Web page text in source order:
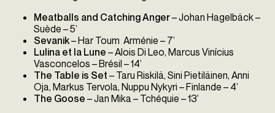
Meatballs and Catching Anger– Johan Hagelbäck –
Suède – 5’
Sevanik– Har Toum Arménie – 7’
Lulina et la Lune – Alois Di Leo, Marcus Vinícius
Vasconcelos – Brésil – 14’
The Table is Set – Taru Riskilä, Sini Pietiläinen, Anni
Oja, Markus Tervola, Nuppu Nykyri – Finlande – 4’
The Goose – Jan Mika – Tchéquie – 13’